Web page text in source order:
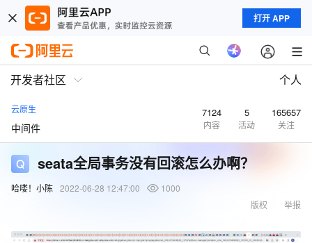
打开 APP
开发者社区 个人
云原生
中间件
7124
内容
5
活动
165657
关注
seata全局事务没有回滚怎么办啊？
哈喽！小陈 2022-06-28 12:47:00
1000
举报
版权